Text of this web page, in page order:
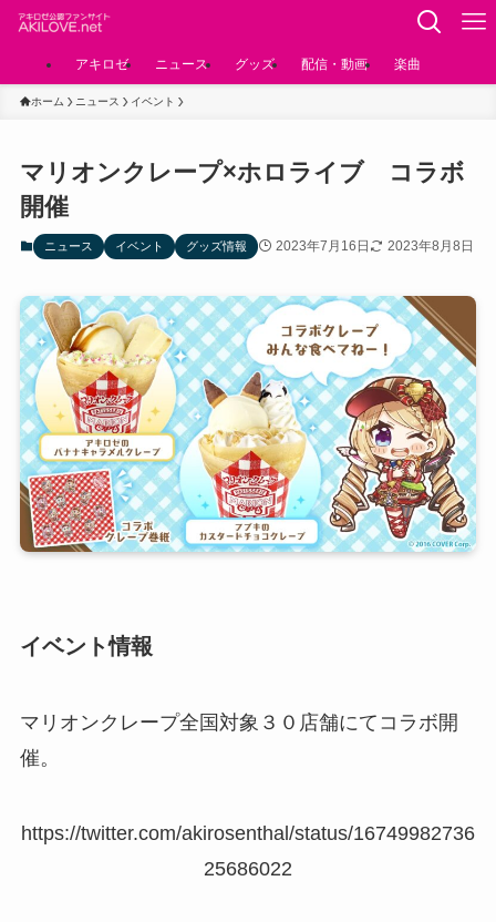
アキロゼ ニュース グッズ 配信・動画 楽曲
ホーム ニュース イベント
マリオンクレープ×ホロライブ コラボ
開催
ニュース イベント グッズ情報 2023年7月16日 2023年8月8日
イベント情報
マリオンクレープ全国対象３０店舗にてコラボ開
催。
https://twitter.com/akirosenthal/status/16749982736
25686022